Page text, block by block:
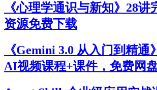
《心理学通识与新知》28讲
资源免费下载
《Gemini 3.0 从入门到精通
AI视频课程+课件，免费网